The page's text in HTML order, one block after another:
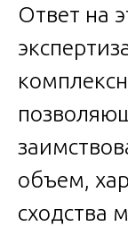
Ответ на
объем,
сходства